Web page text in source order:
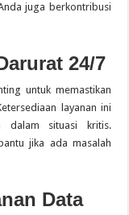
juga berkontribusi
24/7
untuk memastikan
layanan ini
dalam situasi kritis.
jika ada masalah
Data